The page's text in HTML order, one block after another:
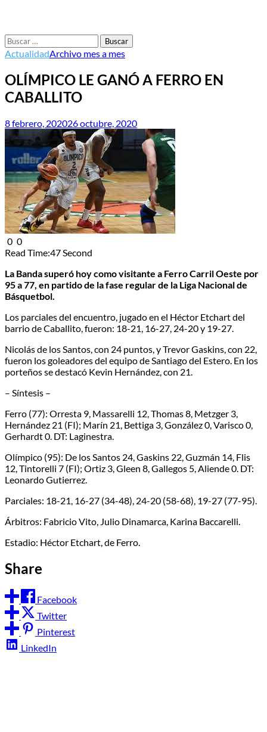
Buscar:
ActualidadArchivo mes a mes
OLÍMPICO LE GANÓ A FERRO EN
CABALLITO
8 febrero, 202026 octubre, 2020
0 0
Read Time:47 Second
La Banda superó hoy como visitante a Ferro Carril Oeste por
95 a 77, en partido de la fase regular de la Liga Nacional de
Básquetbol.
Los parciales del encuentro, jugado en el Héctor Etchart del
barrio de Caballito, fueron: 18-21, 16-27, 24-20 y 19-27.
Nicolás de los Santos, con 24 puntos, y Trevor Gaskins, con 22,
fueron los goleadores del equipo de Santiago del Estero. En los
porteños se destacó Kevin Hernández, con 21.
– Síntesis –
Ferro (77): Orresta 9, Massarelli 12, Thomas 8, Metzger 3,
Hernández 21 (FI); Marín 21, Bettiga 3, González 0, Varisco 0,
Gerhardt 0. DT: Laginestra.
Olímpico (95): De los Santos 24, Gaskins 22, Guzmán 14, Flis
12, Tintorelli 7 (FI); Ortiz 3, Gleen 8, Gallegos 5, Aliende 0. DT:
Leonardo Gutierrez.
Parciales: 18-21, 16-27 (34-48), 24-20 (58-68), 19-27 (77-95).
Árbitros: Fabricio Vito, Julio Dinamarca, Karina Baccarelli.
Estadio: Héctor Etchart, de Ferro.
Share
Facebook
Twitter
Pinterest
LinkedIn